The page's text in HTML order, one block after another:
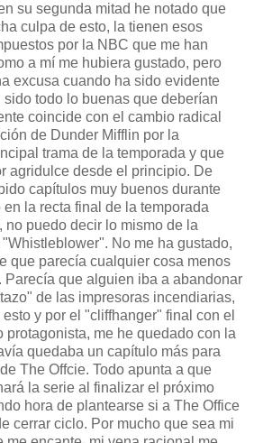
su segunda mitad he notado que
culpa de esto, la tienen esos
por la NBC que me han
a mí me hubiera gustado, pero
excusa cuando ha sido evidente
todo lo buenas que deberían
coincide con el cambio radical
de Dunder Mifflin por la
trama de la temporada y que
agridulce desde el principio. De
capítulos muy buenos durante
la recta final de la temporada
no puedo decir lo mismo de la
No me ha gustado,
que parecía cualquier cosa menos
Parecía que alguien iba a abandonar
de las impresoras incendiarias,
y por el "cliffhanger" final con el
protagonista, me he quedado con la
quedaba un capítulo más para
The Offcie. Todo apunta a que
la serie al finalizar el próximo
hora de plantearse si a The Office
cerrar ciclo. Por mucho que sea mi